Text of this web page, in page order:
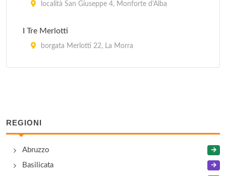
località San Giuseppe 4, Monforte d'Alba
I Tre Merlotti
borgata Merlotti 22, La Morra
REGIONI
Abruzzo
Basilicata